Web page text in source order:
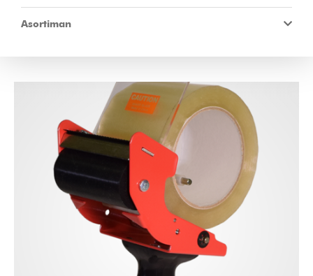
Asortiman